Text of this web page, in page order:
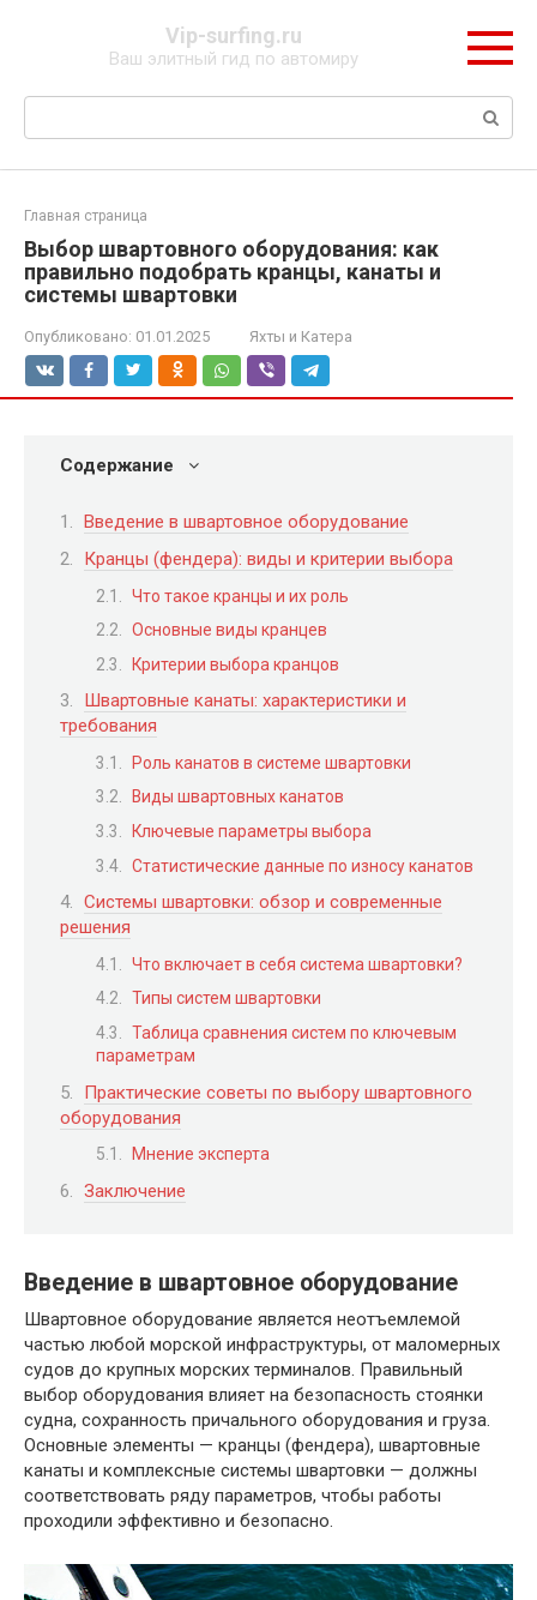
Vip-surfing.ru
Ваш элитный гид по автомиру
Поиск:
Главная страница
Выбор швартовного оборудования: как
правильно подобрать кранцы, канаты и
системы швартовки
Опубликовано: 01.01.2025 Яхты и Катера
Содержание
Введение в швартовное оборудование
Кранцы (фендера): виды и критерии выбора
Что такое кранцы и их роль
Основные виды кранцев
Критерии выбора кранцов
Швартовные канаты: характеристики и
требования
Роль канатов в системе швартовки
Виды швартовных канатов
Ключевые параметры выбора
Статистические данные по износу канатов
Системы швартовки: обзор и современные
решения
Что включает в себя система швартовки?
Типы систем швартовки
Таблица сравнения систем по ключевым
параметрам
Практические советы по выбору швартовного
оборудования
Мнение эксперта
Заключение
Введение в швартовное оборудование
Швартовное оборудование является неотъемлемой
частью любой морской инфраструктуры, от маломерных
судов до крупных морских терминалов. Правильный
выбор оборудования влияет на безопасность стоянки
судна, сохранность причального оборудования и груза.
Основные элементы — кранцы (фендера), швартовные
канаты и комплексные системы швартовки — должны
соответствовать ряду параметров, чтобы работы
проходили эффективно и безопасно.